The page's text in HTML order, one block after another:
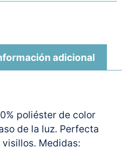
adicional
poliéster de color
de la luz. Perfecta
Medidas: